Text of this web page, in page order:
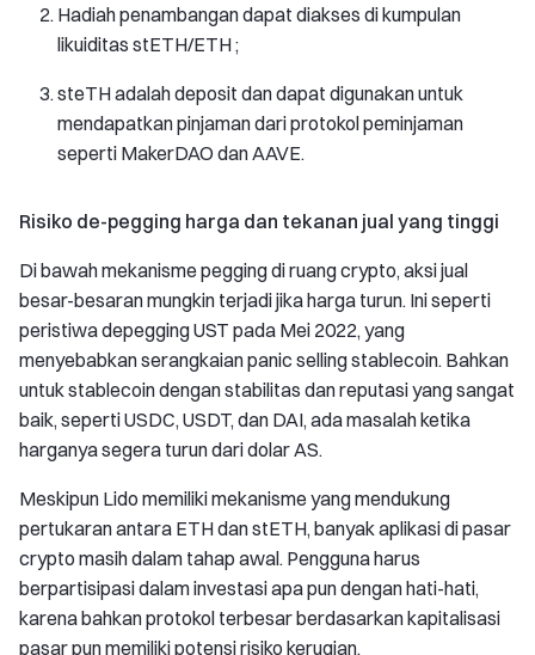
Hadiah penambangan dapat diakses di kumpulan
likuiditas stETH/ETH ;
steTH adalah deposit dan dapat digunakan untuk
mendapatkan pinjaman dari protokol peminjaman
seperti MakerDAO dan AAVE.
Risiko de-pegging harga dan tekanan jual yang tinggi
Di bawah mekanisme pegging di ruang crypto, aksi jual
besar-besaran mungkin terjadi jika harga turun. Ini seperti
peristiwa depegging UST pada Mei 2022, yang
menyebabkan serangkaian panic selling stablecoin. Bahkan
untuk stablecoin dengan stabilitas dan reputasi yang sangat
baik, seperti USDC, USDT, dan DAI, ada masalah ketika
harganya segera turun dari dolar AS.
Meskipun Lido memiliki mekanisme yang mendukung
pertukaran antara ETH dan stETH, banyak aplikasi di pasar
crypto masih dalam tahap awal. Pengguna harus
berpartisipasi dalam investasi apa pun dengan hati-hati,
karena bahkan protokol terbesar berdasarkan kapitalisasi
pasar pun memiliki potensi risiko kerugian.